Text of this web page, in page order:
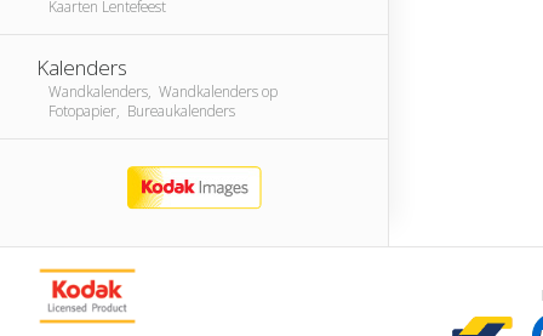
Kaarten Lentefeest
Kalenders
Wandkalenders, Wandkalenders op
Fotopapier, Bureaukalenders